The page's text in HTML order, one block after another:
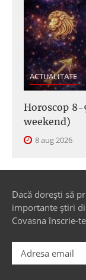
ACTUALITATE
Horoscop
weekend)
8 aug 2026
Dacă dorești să
importante știri
Covasna înscrie-